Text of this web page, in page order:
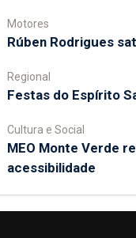
Motores
Rúben Rodrigues
Regional
Festas do Espírito
Cultura e Social
MEO Monte Verde
acessibilidade